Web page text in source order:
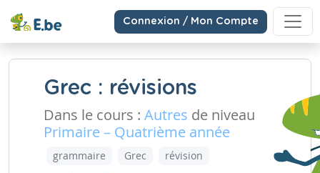
Connexion / Mon Compte
Grec : révisions
Dans le cours : Autres de niveau
Primaire – Quatrième année
grammaire Grec
révision